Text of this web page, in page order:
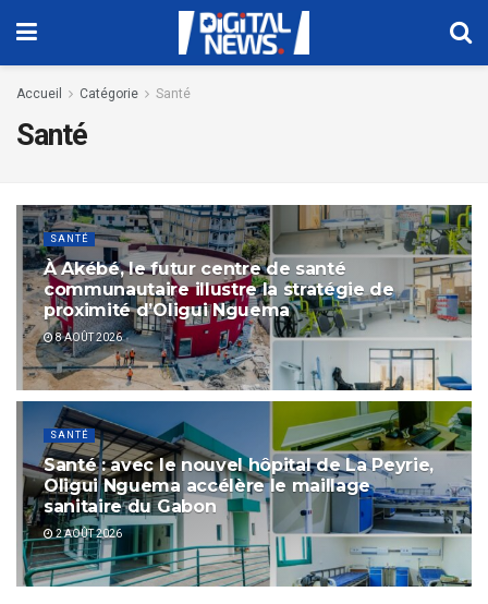
Accueil Catégorie Santé
Santé
SANTÉ
À Akébé, le futur centre de santé
communautaire illustre la stratégie de
proximité d’Oligui Nguema
8 AOÛT 2026
SANTÉ
Santé : avec le nouvel hôpital de La Peyrie,
Oligui Nguema accélère le maillage
sanitaire du Gabon
2 AOÛT 2026